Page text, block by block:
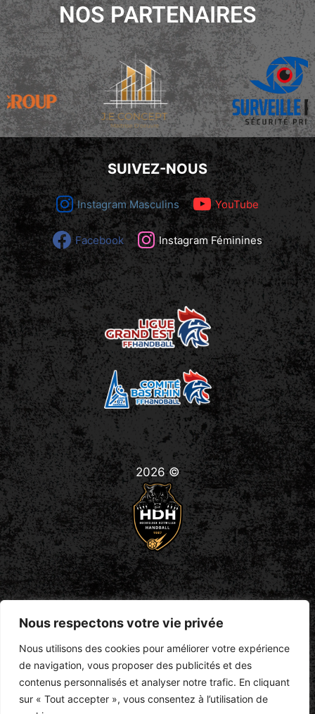
Nous respectons votre vie privée
Nous utilisons des cookies pour améliorer votre expérience
de navigation, vous proposer des publicités et des
contenus personnalisés et analyser notre trafic. En cliquant
sur « Tout accepter », vous consentez à l’utilisation de
NOS PARTENAIRES
SUIVEZ-NOUS
Instagram Masculins YouTube
Facebook Instagram Féminines
2026 ©
Hochfelden Dettwiller Handball
33 Rue des Quatre Vents
67270 Hochfelden
handball-hdh@hotmail.fr